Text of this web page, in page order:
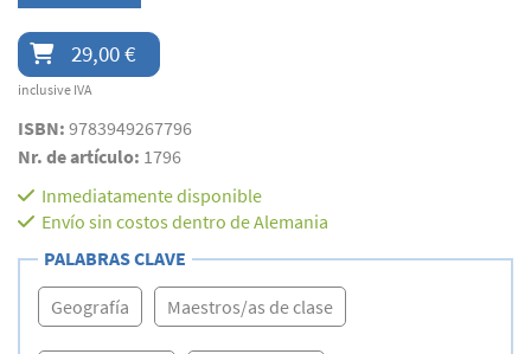
29,00 €
inclusive IVA
ISBN: 9783949267796
Nr. de artículo: 1796
Inmediatamente disponible
Envío sin costos dentro de Alemania
PALABRAS CLAVE
Geografía Maestros/as de clase